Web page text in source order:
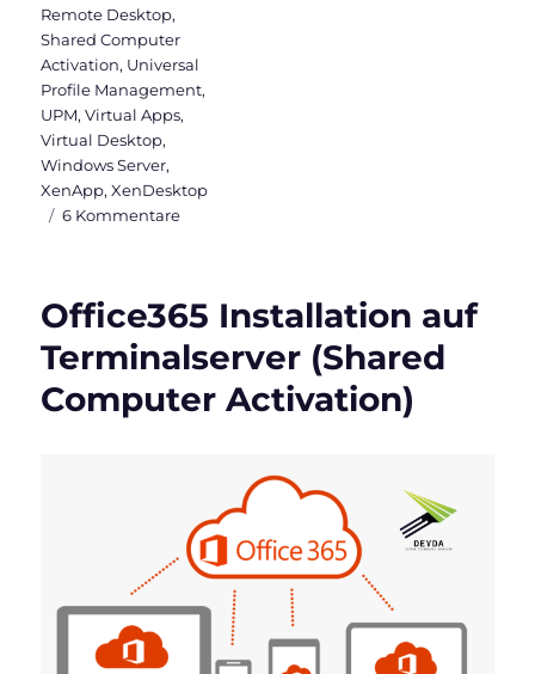
Remote Desktop,
Shared Computer
Activation, Universal
Profile Management,
UPM,Virtual Apps,
Virtual Desktop,
Windows Server,
XenApp,XenDesktop
6 Kommentarezu
über
Citrix
Worker
(Activation
Office365 Installation auf
Terminalserver (Shared
Computer Activation)